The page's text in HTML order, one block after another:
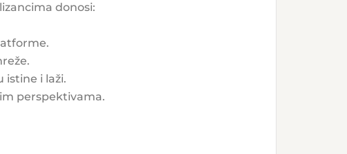
donosi:
istine i laži.
perspektivama.